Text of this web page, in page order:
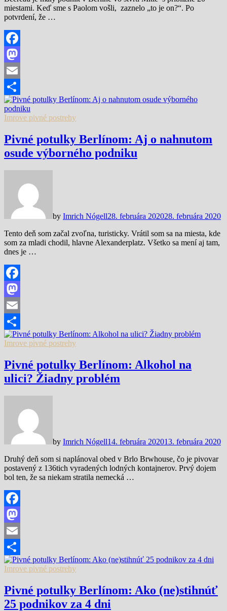
miestami. Keď sme s Paolom vošli, zaznelo „to je on?“. Po
potvrdení, že …
Facebook
Mastodon
Email
Share
Imrove pivné postrehy
Pivné potulky Berlínom: Aj o nahnutom
osude výborného podniku
by Imrich Nógell28. februára 202028. februára 2020
Tento deň som začal zvoľna, turisticky. Vrátil som sa na miesta, kde
som za mladi chodil, hlavne Alexanderplatz. Všetko sa mení aj tam,
dnes je …
Facebook
Mastodon
Email
Share
Imrove pivné postrehy
Pivné potulky Berlínom: Alkohol na
ulici? Žiadny problém
by Imrich Nógell14. februára 202013. februára 2020
Druhý deň som si naplánoval obed v Brlo Brwhouse, čo je pivovar
postavený z 136tich vyradených lodných kontajnerov. Prvý dojem
bol ten, že sa niekam stratila nemecká …
Facebook
Mastodon
Email
Share
Imrove pivné postrehy
Pivné potulky Berlínom: Ako (ne)stihnúť
25 podnikov za 4 dni